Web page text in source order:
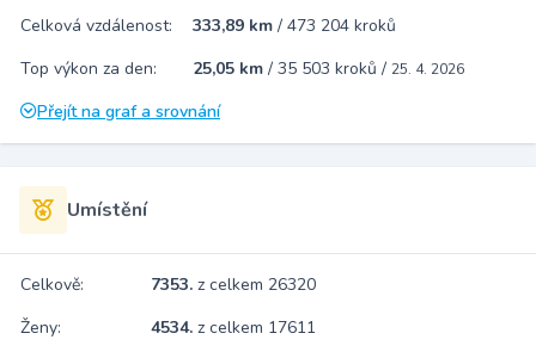
Celková vzdálenost:
333,89 km / 473 204 kroků
Top výkon za den:
25,05 km / 35 503 kroků / 25. 4. 2026
Přejít na graf a srovnání
Umístění
Celkově: 7353. z celkem 26320
Ženy:
4534. z celkem 17611